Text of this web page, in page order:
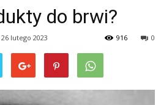
do brwi?
26 lutego 2023 0
916